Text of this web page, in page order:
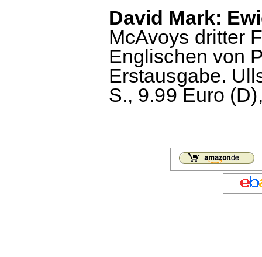
David Mark:
McAvoys dritter
Englischen von
Erstausgabe.
S., 9.99 Euro